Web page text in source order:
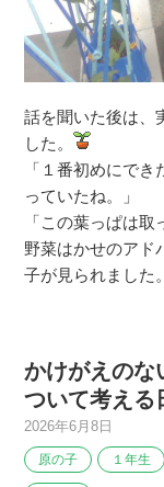
話を聞いた後は、
した。
「１番初めにで
っていたね。」
「この葉っぱは取
野菜はかせのアド
子が見られました。
かけがえのな
ついて考える
2026年6月8日
原の子 １年生